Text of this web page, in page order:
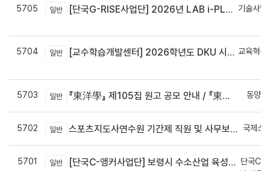
5705 일반 [단국G-RISE사업단] 2026년 LAB i-PLUG 프로그램 과제 공고(~10.9.(금)까지)
기술사업
5704 일반 [교수학습개발센터] 2026학년도 DKU 시그니처 교수법 적용 교과목 개발 신청 안내
교육혁신
5703 일반 『東洋學』 제105집 원고 공모 안내 / 『東洋學』第105輯征稿启事 / Call for Papers : The Oriental Studies, the 105th Issue 동양
5702 일반 스포츠지도사연수원 기간제 직원 및 사무보조원 채용 공고 국제스
5701 일반 [단국C-앵커사업단] 보령시 수소산업 육성을 위한 기업 지원사업 모집공고
단국C-